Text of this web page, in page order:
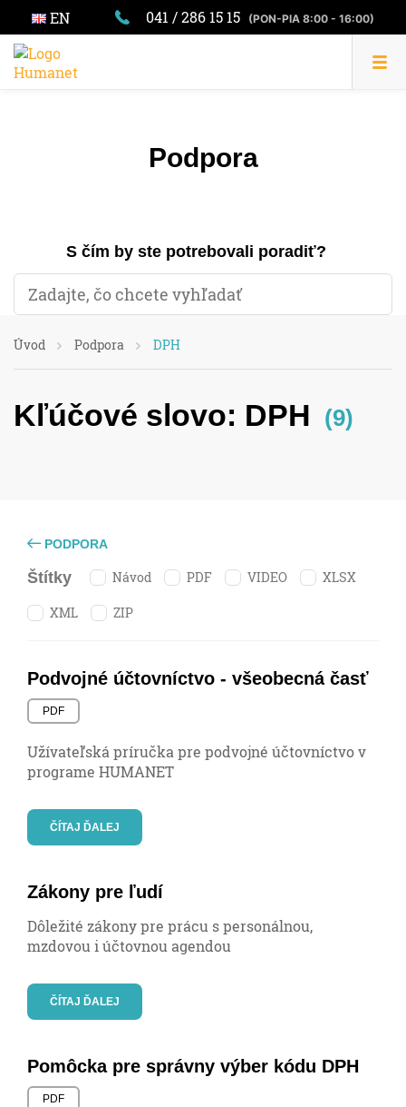
EN 041 / 286 15 15 (PON-PIA 8:00 - 16:00)
Podpora
S čím by ste potrebovali poradiť?
Úvod Podpora DPH
Kľúčové slovo: DPH (9)
PODPORA
Štítky Návod PDF VIDEO XLSX
XML ZIP
Podvojné účtovníctvo - všeobecná časť
PDF
Užívateľská príručka pre podvojné účtovníctvo v
programe HUMANET
ČÍTAJ ĎALEJ
Zákony pre ľudí
Dôležité zákony pre prácu s personálnou,
mzdovou i účtovnou agendou
ČÍTAJ ĎALEJ
Pomôcka pre správny výber kódu DPH
PDF